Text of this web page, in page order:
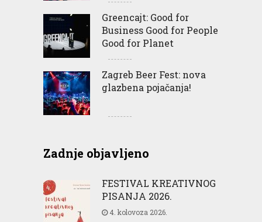
Greencajt: Good for
Business Good for People
Good for Planet
Zagreb Beer Fest: nova
glazbena pojačanja!
Zadnje objavljeno
FESTIVAL KREATIVNOG
PISANJA 2026.
4. kolovoza 2026.